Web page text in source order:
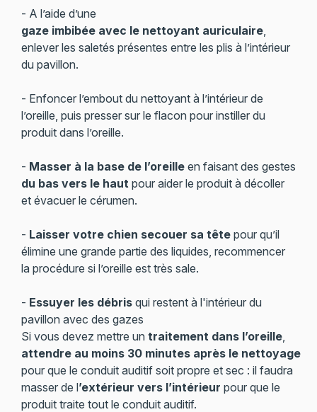
- A l’aide d’une
gaze imbibée avec le nettoyant auriculaire,
enlever les saletés présentes entre les plis à l’intérieur
du pavillon.
- Enfoncer l’embout du nettoyant à l’intérieur de
l’oreille, puis presser sur le flacon pour instiller du
produit dans l’oreille.
- Masser à la base de l’oreilleen faisant des gestes
du bas vers le hautpour aider le produit à décoller
et évacuer le cérumen.
- Laisser votre chien secouer sa têtepour qu’il
élimine une grande partie des liquides, recommencer
la procédure si l’oreille est très sale.
- Essuyer les débrisqui restent à l'intérieur du
pavillon avec des gazes
Si vous devez mettre un traitement dans l’oreille,
attendre au moins 30 minutes après le nettoyage
pour que le conduit auditif soit propre et sec : il faudra
masser de l’extérieur vers l’intérieur pour que le
produit traite tout le conduit auditif.